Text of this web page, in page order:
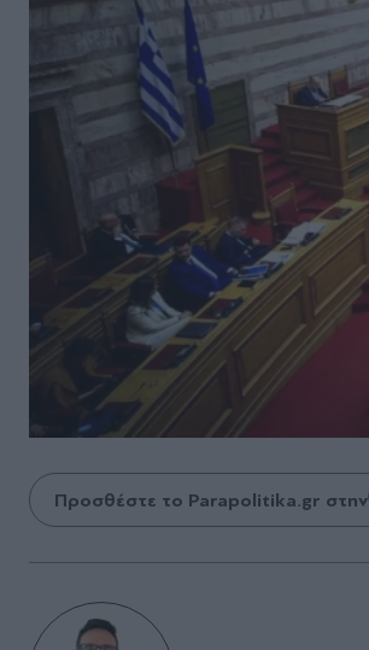
Προσθέστε το Parapolitika.gr στην